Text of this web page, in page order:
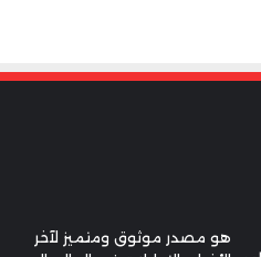
هو مصدر موثوق ومتميز لآخر